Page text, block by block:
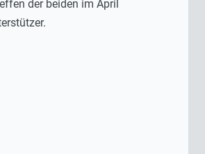
der beiden im April